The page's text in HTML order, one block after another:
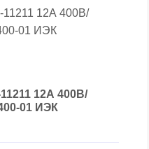
12А 400В/
01 ИЭК